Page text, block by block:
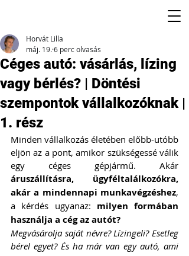
Céges autó: vásárlás, lízing
vagy bérlés? | Döntési
szempontok vállalkozóknak |
1. rész
Horvát Lilla
máj. 19.6 perc olvasás
Minden vállalkozás életében előbb-utóbb
eljön az a pont, amikor szükségessé válik
áruszállításra, ügyféltalálkozókra,
akár a mindennapi munkavégzéshez,
a kérdés ugyanaz: milyen formában
használja a cég az autót?
Megvásárolja saját névre? Lízingeli? Esetleg
bérel egyet? És ha már van egy autó, ami